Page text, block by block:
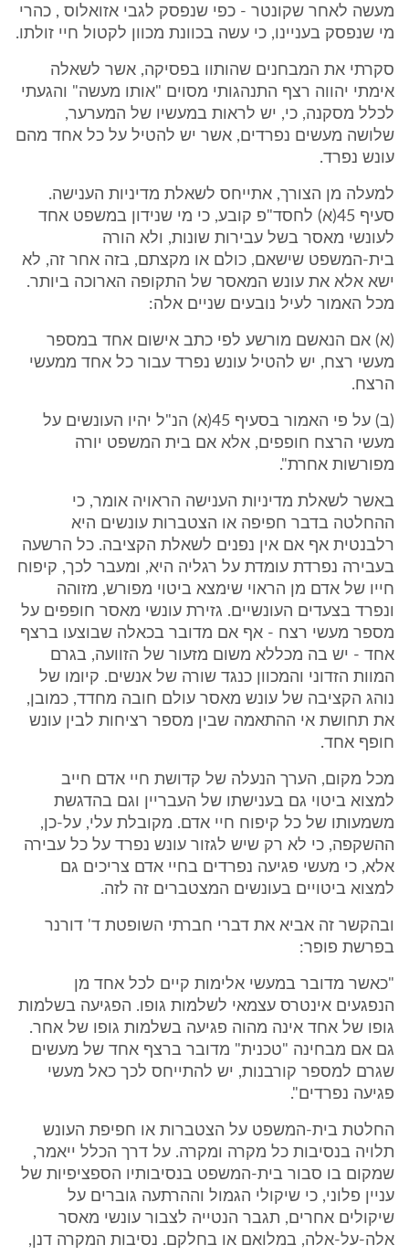
מעשה לאחר שקונטר - כפי שנפסק לגבי אזואלוס , כהרי
מי שנפסק בעניינו, כי עשה בכוונת מכוון לקטול חיי זולתו.
סקרתי את המבחנים שהותוו בפסיקה, אשר לשאלה
אימתי יהווה רצף התנהגותי מסוים "אותו מעשה" והגעתי
לכלל מסקנה, כי, יש לראות במעשיו של המערער,
שלושה מעשים נפרדים, אשר יש להטיל על כל אחד מהם
עונש נפרד.
למעלה מן הצורך, אתייחס לשאלת מדיניות הענישה.
סעיף 45(א) לחסד"פ קובע, כי מי שנידון במשפט אחד
לעונשי מאסר בשל עבירות שונות, ולא הורה
בית-המשפט שישאם, כולם או מקצתם, בזה אחר זה, לא
ישא אלא את עונש המאסר של התקופה הארוכה ביותר.
מכל האמור לעיל נובעים שניים אלה:
(א) אם הנאשם מורשע לפי כתב אישום אחד במספר
מעשי רצח, יש להטיל עונש נפרד עבור כל אחד ממעשי
הרצח.
(ב) על פי האמור בסעיף 45(א) הנ"ל יהיו העונשים על
מעשי הרצח חופפים, אלא אם בית המשפט יורה
מפורשות אחרת".
באשר לשאלת מדיניות הענישה הראויה אומר, כי
ההחלטה בדבר חפיפה או הצטברות עונשים היא
רלבנטית אף אם אין נפנים לשאלת הקציבה. כל הרשעה
בעבירה נפרדת עומדת על רגליה היא, ומעבר לכך, קיפוח
חייו של אדם מן הראוי שימצא ביטוי מפורש, מזוהה
ונפרד בצעדים העונשיים. גזירת עונשי מאסר חופפים על
מספר מעשי רצח - אף אם מדובר בכאלה שבוצעו ברצף
אחד - יש בה מכללא משום מזעור של הזוועה, בגרם
המוות הזדוני והמכוון כנגד שורה של אנשים. קיומו של
נוהג הקציבה של עונש מאסר עולם חובה מחדד, כמובן,
את תחושת אי ההתאמה שבין מספר רציחות לבין עונש
חופף אחד.
מכל מקום, הערך הנעלה של קדושת חיי אדם חייב
למצוא ביטוי גם בענישתו של העבריין וגם בהדגשת
משמעותו של כל קיפוח חיי אדם. מקובלת עלי, על-כן,
ההשקפה, כי לא רק שיש לגזור עונש נפרד על כל עבירה
אלא, כי מעשי פגיעה נפרדים בחיי אדם צריכים גם
למצוא ביטויים בעונשים המצטברים זה לזה.
ובהקשר זה אביא את דברי חברתי השופטת ד' דורנר
בפרשת פופר:
"כאשר מדובר במעשי אלימות קיים לכל אחד מן
הנפגעים אינטרס עצמאי לשלמות גופו. הפגיעה בשלמות
גופו של אחד אינה מהוה פגיעה בשלמות גופו של אחר.
גם אם מבחינה "טכנית" מדובר ברצף אחד של מעשים
שגרם למספר קורבנות, יש להתייחס לכך כאל מעשי
פגיעה נפרדים".
החלטת בית-המשפט על הצטברות או חפיפת העונש
תלויה בנסיבות כל מקרה ומקרה. על דרך הכלל ייאמר,
שמקום בו סבור בית-המשפט בנסיבותיו הספציפיות של
עניין פלוני, כי שיקולי הגמול וההרתעה גוברים על
שיקולים אחרים, תגבר הנטייה לצבור עונשי מאסר
אלה-על-אלה, במלואם או בחלקם. נסיבות המקרה דנן,